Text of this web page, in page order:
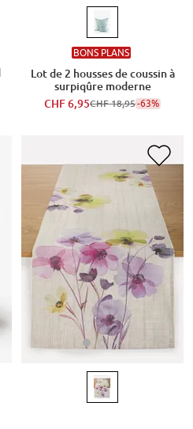
BONS PLANS
Lot de 2 housses de coussin à
surpiqûre moderne
CHF 6,95CHF 18,95-63%